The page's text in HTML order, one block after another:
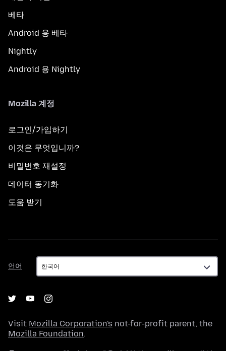
베타
Android 용 베타
Nightly
Android 용 Nightly
Mozilla 계정
로그인/가입하기
이것은 무엇입니까?
비밀번호 재설정
데이터 동기화
도움 받기
언어
언
어
Visit Mozilla Corporation's not-for-profit parent, the
Mozilla Foundation.